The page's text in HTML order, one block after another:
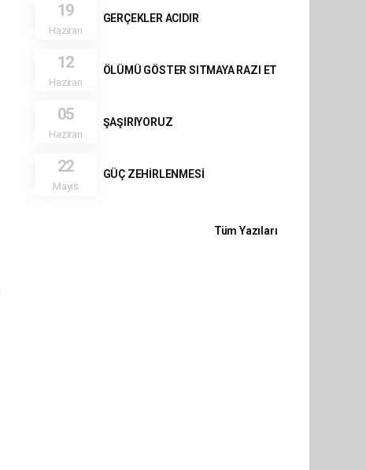
19
Haziran
GERÇEKLER ACIDIR
12
Haziran
ÖLÜMÜ GÖSTER SITMAYA RAZI ET
05
Haziran
ŞAŞIRIYORUZ
22
Mayıs
GÜÇ ZEHİRLENMESİ
Tüm Yazıları